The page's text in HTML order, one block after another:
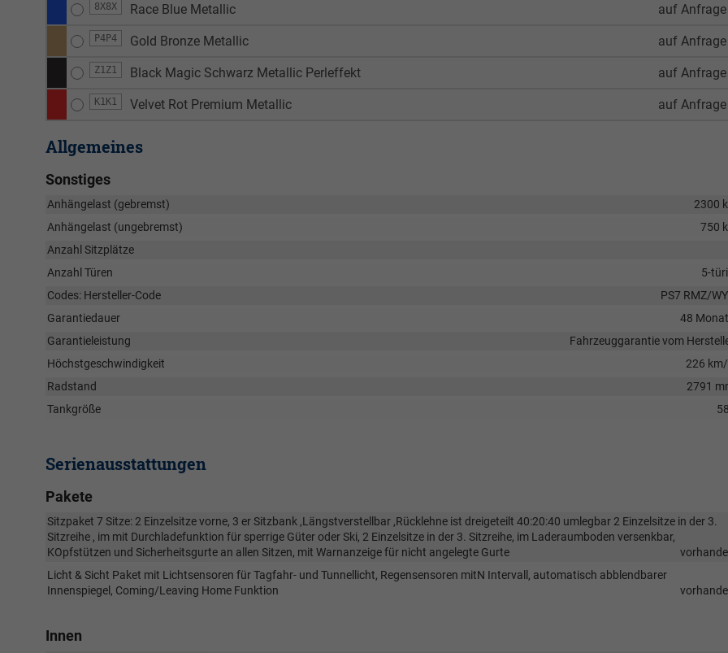
8X8X Race Blue Metallic auf Anfrage
P4P4 Gold Bronze Metallic auf Anfrage
Z1Z1 Black Magic Schwarz Metallic Perleffekt auf Anfrage
K1K1 Velvet Rot Premium Metallic auf Anfrage
Allgemeines
Sonstiges
Anhängelast (gebremst)
2300
Anhängelast (ungebremst)
750
Anzahl Sitzplätze
Anzahl Türen
5-
Codes: Hersteller-Code
PS7 RMZ/
Garantiedauer
48
Garantieleistung
Fahrzeuggarantie vom
Höchstgeschwindigkeit
226
Radstand
2791
Tankgröße
58 l
Serienausstattungen
Pakete
Sitzpaket 7 Sitze: 2 Einzelsitze vorne, 3 er Sitzbank ,Längstverstellbar ,Rücklehne ist dreigeteilt 40:20:40 umlegbar 2 Einzelsitze in der 3.
Sitzreihe , im mit Durchladefunktion für sperrige Güter oder Ski, 2 Einzelsitze in der 3. Sitzreihe, im Laderaumboden versenkbar,
KOpfstützen und Sicherheitsgurte an allen Sitzen, mit Warnanzeige für nicht angelegte Gurte
Licht & Sicht Paket mit Lichtsensoren für Tagfahr- und Tunnellicht, Regensensoren mitN Intervall, automatisch abblendbarer
Innenspiegel, Coming/Leaving Home Funktion
Innen